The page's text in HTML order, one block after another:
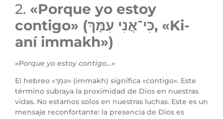
2. «Porque yo estoy
contigo» (כִּי־אֲנִי עִמָּךְ, «Ki-
aní immakh»)
«Porque yo estoy contigo…»
El hebreo «עִמָּךְ» (immakh) significa «contigo». Este
término subraya la proximidad de Dios en nuestras
vidas. No estamos solos en nuestras luchas. Este es un
mensaje reconfortante: la presencia de Dios es